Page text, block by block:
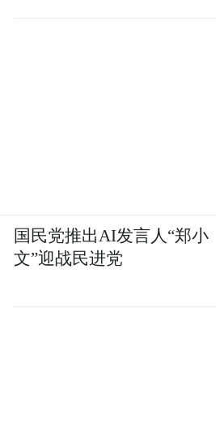
国民党推出AI发言人“郑小
文”迎战民进党